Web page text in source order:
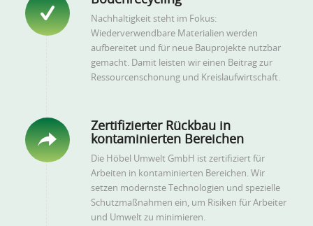
Nachhaltigkeit steht im Fokus:
Wiederverwendbare Materialien werden
aufbereitet und für neue Bauprojekte nutzbar
gemacht. Damit leisten wir einen Beitrag zur
Ressourcenschonung und Kreislaufwirtschaft.
Zertifizierter Rückbau in
kontaminierten Bereichen
Die Höbel Umwelt GmbH ist zertifiziert für
Arbeiten in kontaminierten Bereichen. Wir
setzen modernste Technologien und spezielle
Schutzmaßnahmen ein, um Risiken für Arbeiter
und Umwelt zu minimieren.